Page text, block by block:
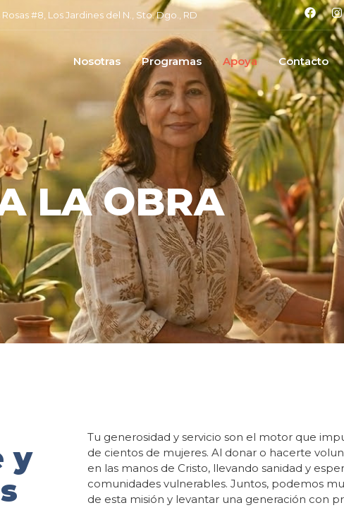
Rosas #8, Los Jardines del N., Sto. Dgo., RD
Nosotras Programas Apoya Contacto
LA OBRA
y
Tu generosidad y servicio son el motor que
de cientos de mujeres. Al donar o hacerte
en las manos de Cristo, llevando sanidad y
comunidades vulnerables. Juntos, podemos
de esta misión y levantar una generación con